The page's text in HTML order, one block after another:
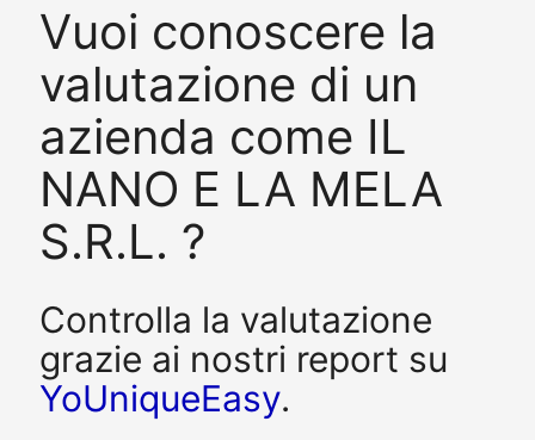
Vuoi conoscere la
valutazione di un
azienda come IL
NANO E LA MELA
S.R.L. ?
Controlla la valutazione
grazie ai nostri report su
YoUniqueEasy.